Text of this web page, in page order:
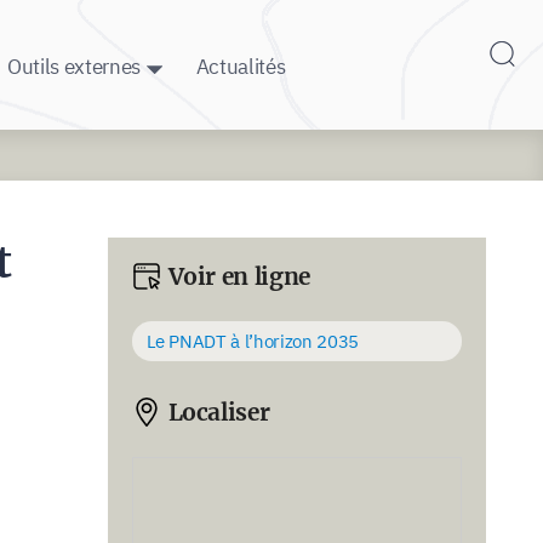
Outils externes Actualités
Voir en ligne
Le PNADT à l’horizon 2035
Localiser